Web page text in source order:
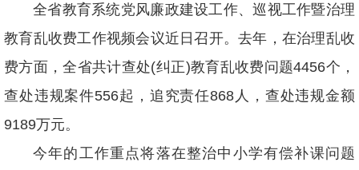
全省教育系统党风廉政建设工作、巡视工作暨治理
教育乱收费工作视频会议近日召开。去年，在治理乱收
费方面，全省共计查处(纠正)教育乱收费问题4456个，
查处违规案件556起，追究责任868人，查处违规金额
9189万元。
今年的工作重点将落在整治中小学有偿补课问题